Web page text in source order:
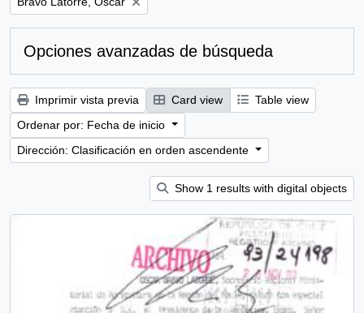
Opciones avanzadas de búsqueda
Imprimir vista previa Card view
Table view
Ordenar por: Fecha de inicio
Dirección: Clasificación en orden ascendente
Show 1 results with digital objects